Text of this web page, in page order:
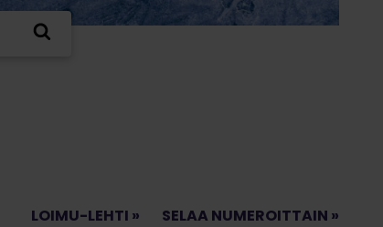
LOIMU-LEHTI » SELAA NUMEROITTAIN »